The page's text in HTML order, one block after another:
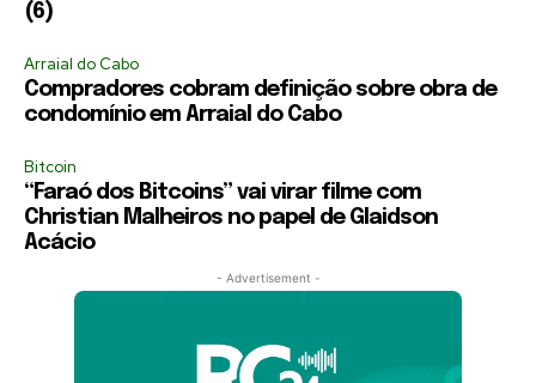
(6)
Arraial do Cabo
Compradores cobram definição sobre obra de
condomínio em Arraial do Cabo
Bitcoin
“Faraó dos Bitcoins” vai virar filme com
Christian Malheiros no papel de Glaidson
Acácio
- Advertisement -